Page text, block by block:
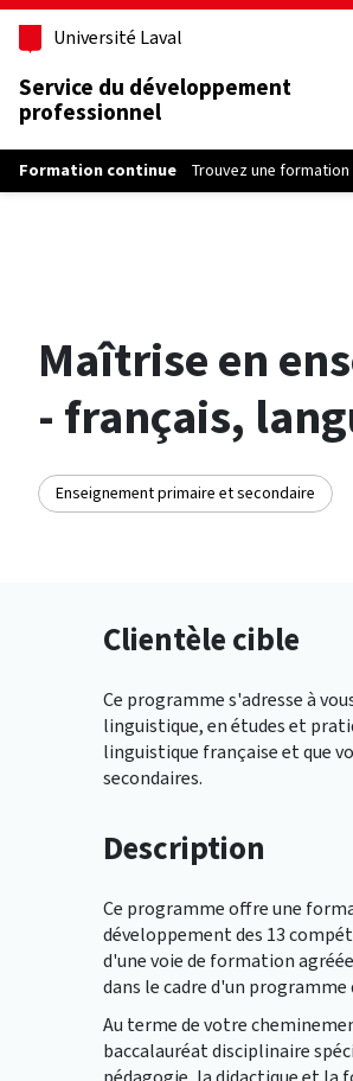
Aller au contenu principal
Université Laval
Service du développement
professionnel
Formation continue Trouvez une formation
Maîtrise en
- français,
Enseignement primaire et secondaire
Clientèle cible
Ce programme s'adresse à
linguistique, en études et
linguistique française et que
secondaires.
Description
Ce programme offre une
développement des 13
d'une voie de formation
dans le cadre d'un
Au terme de votre
baccalauréat disciplinaire